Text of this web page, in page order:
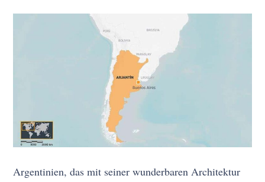
Argentinien, das mit seiner wunderbaren Architektur